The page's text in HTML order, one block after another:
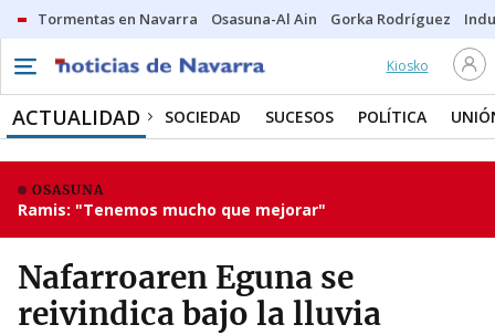
Tormentas en Navarra Osasuna-Al Ain Gorka Rodríguez
Kiosko
ACTUALIDAD SOCIEDAD SUCESOS POLÍTICA
OSASUNA
Ramis: "Tenemos mucho que mejorar"
Nafarroaren Eguna se
reivindica bajo la lluvia